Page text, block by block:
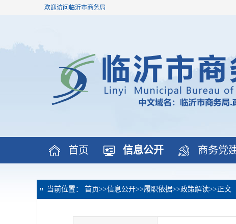
欢迎访问临沂市商务局
首页 信息公开 商务党
当前位置： 首页>>信息公开>>履职依据>>政策解读>>正文